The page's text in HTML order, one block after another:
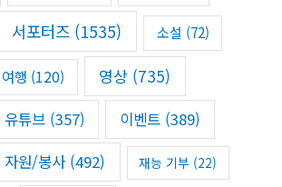
서포터즈 (1535) 소설 (72)
여행 (120) 영상 (735)
유튜브(357) 이벤트 (389)
자원/봉사(492) 재능 기부 (22)